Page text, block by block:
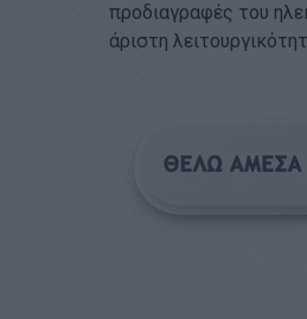
προδιαγραφές του
άριστη